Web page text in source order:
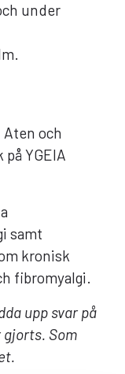
under
och
YGEIA
samt
kronisk
fibromyalgi.
upp svar på
Som